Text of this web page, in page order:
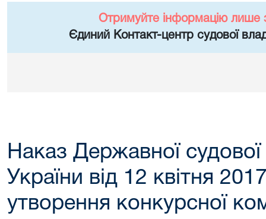
Отримуйте інформацію лише
Єдиний Контакт-центр судової
Наказ Державної судової
України від 12 квітня
утворення конкурсної